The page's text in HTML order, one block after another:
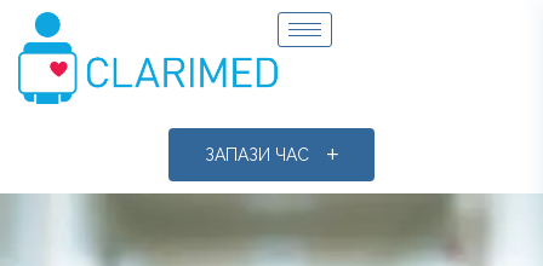
ЗАПАЗИ ЧАС